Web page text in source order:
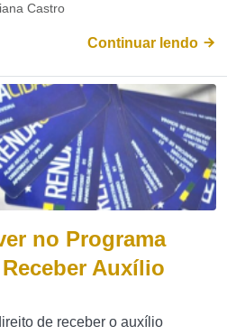
Castro
Continuar lendo
no Programa
Auxílio
de receber o auxílio